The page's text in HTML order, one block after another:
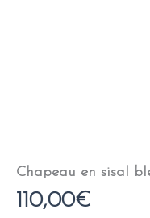
Chapeau en sisal
110,00€